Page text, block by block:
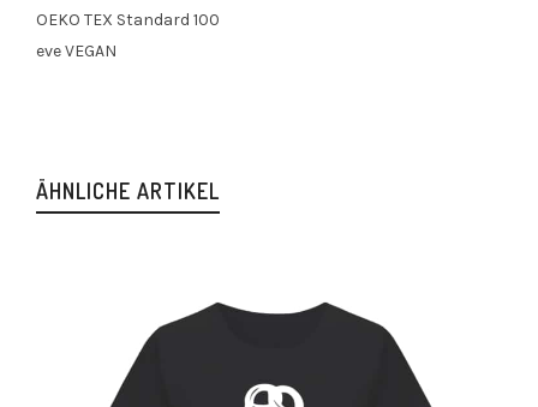
OEKO TEX Standard 100
eve VEGAN
ÄHNLICHE ARTIKEL